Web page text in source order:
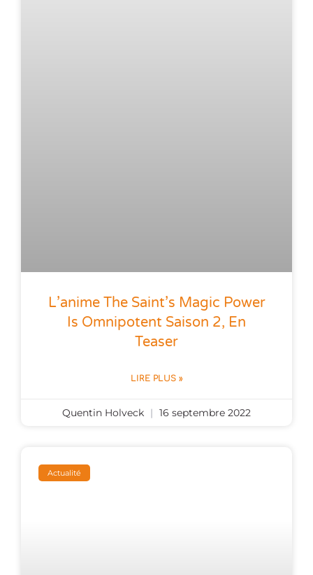
L’anime The Saint’s Magic Power
Is Omnipotent Saison 2, En
Teaser
LIRE PLUS »
Quentin Holveck 16 septembre 2022
Actualité